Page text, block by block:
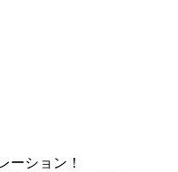
ーション！